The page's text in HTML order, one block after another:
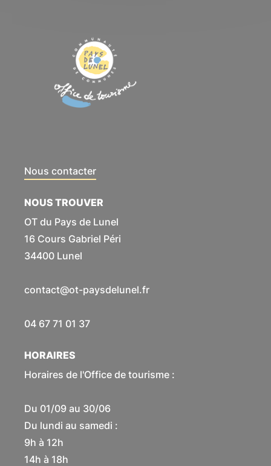
Nous contacter
NOUS TROUVER
OT du Pays de Lunel
16 Cours Gabriel Péri
34400 Lunel
contact@ot-paysdelunel.fr
04 67 71 01 37
HORAIRES
Horaires de l'Office de tourisme :
Du 01/09 au 30/06
Du lundi au samedi :
9h à 12h
14h à 18h